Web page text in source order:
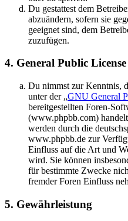
Du gestattest dem
abzuändern, sofern sie
geeignet sind, dem
zuzufügen.
4. General Public License
Du nimmst zur Kenntnis,
unter der „GNU General
bereitgestellten Foren-
(www.phpbb.com)
werden durch die
www.phpbb.de zur
Einfluss auf die Art und
wird. Sie können
für bestimmte Zwecke
fremder Foren Einfluss
5. Gewährleistung